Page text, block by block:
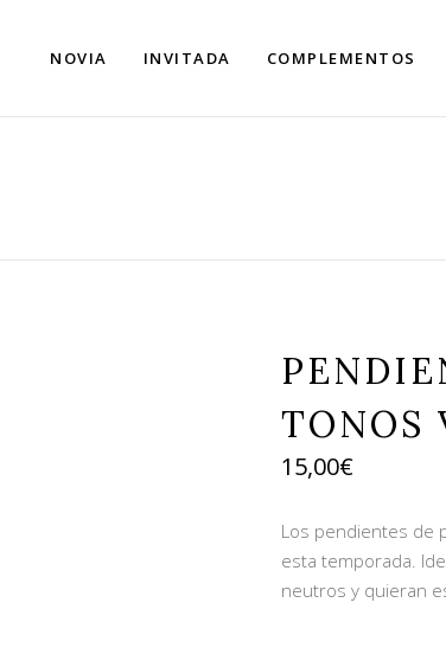
NOVIA INVITADA COMPLEMENTOS
TONOS
15,00€
Los pendientes de
esta temporada.
neutros y quieran